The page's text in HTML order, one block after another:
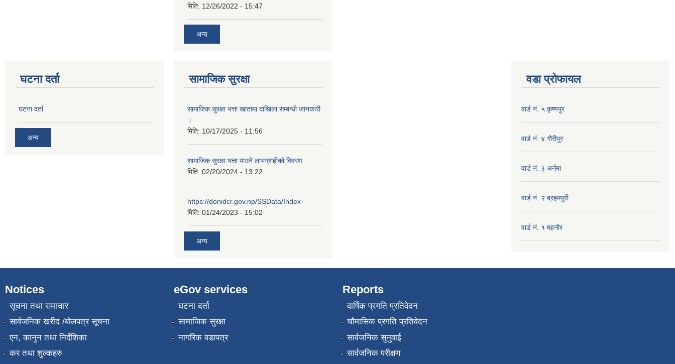
मिति: 12/26/2022 - 15:47
अन्य
घटना दर्ता
घटना दर्ता
अन्य
सामाजिक सुरक्षा
सामाजिक सुरक्षा भत्ता खातामा दाखिला सम्बन्धी जानकारी
।
मिति: 10/17/2025 - 11:56
सामाजिक सुरक्षा भत्ता पाउने लाभग्राहीको विवरण
मिति: 02/20/2024 - 13:22
https://donidcr.gov.np/SSData/Index
मिति: 01/24/2023 - 15:02
अन्य
वडा प्रोफायल
वार्ड नं. ५ कृष्णपुर
वार्ड नं. ४ गाैरीपुर
वार्ड नं. ३ अर्नमा
वार्ड नं. २ ब्रहमपुरी
वार्ड नं. १ महनाैर
Notices
सूचना तथा समाचार
सार्वजनिक खरीद /बोलपत्र सूचना
एन, कानुन तथा निर्देशिका
कर तथा शुल्कहरु
eGov services
घटना दर्ता
सामाजिक सुरक्षा
नागरिक वडापत्र
Reports
वार्षिक प्रगति प्रतिवेदन
चौमासिक प्रगति प्रतिवेदन
सार्वजनिक सुनुवाई
सार्वजनिक परीक्षण